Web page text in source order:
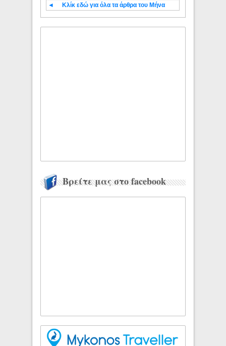
◄ Κλίκ εδώ για όλα τα άρθρα του Μήνα
Βρείτε μας στο facebook